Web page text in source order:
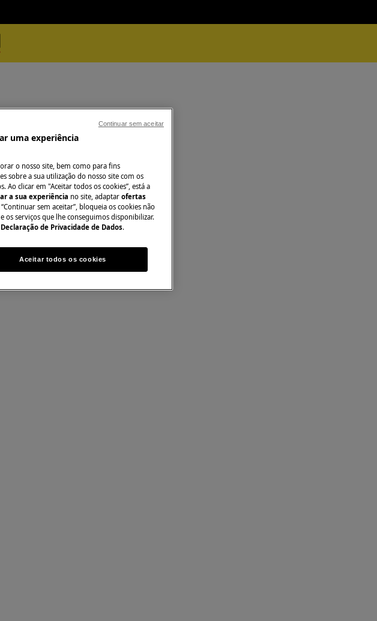
uma experiência
o nosso site, bem como para fins
sobre a sua utilização do nosso site com os
Ao clicar em "Aceitar todos os cookies”, está a
a sua experiência no site, adaptar ofertas
sem aceitar”, bloqueia os cookies não
os serviços que lhe conseguimos disponibilizar.
Declaração de Privacidade de Dados.
Aceitar todos os cookies
Continuar sem aceitar